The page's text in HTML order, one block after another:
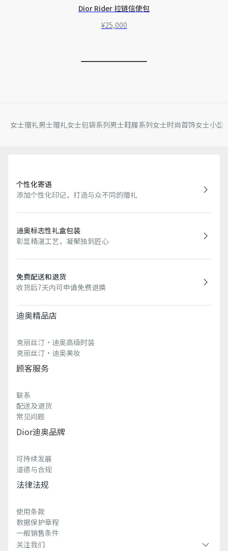
Dior Rider 拉链信使包
¥25,000
女士赠礼男士赠礼女士包袋系列男士鞋履系列女士时尚首饰女士小型
个性化寄语
添加个性化印记，打造与众不同的赠礼
迪奥标志性礼盒包装
彰显精湛工艺，凝聚独到匠心
免费配送和退货
收货后7天内可申请免费退换
迪奥精品店
克丽丝汀·迪奥高级时装
克丽丝汀·迪奥美妆
顾客服务
联系
配送及退货
常见问题
Dior迪奥品牌
可持续发展
道德与合规
法律法规
使用条款
数据保护章程
一般销售条件
关注我们